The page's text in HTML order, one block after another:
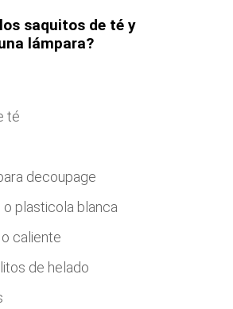
saquitos de té y
lámpara?
té
decoupage
plasticola blanca
caliente
de helado